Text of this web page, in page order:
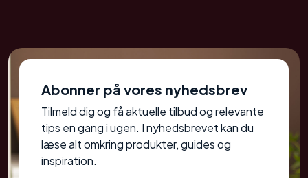
Abonner på vores nyhedsbrev
Tilmeld dig og få aktuelle tilbud og relevante
tips en gang i ugen. I nyhedsbrevet kan du
læse alt omkring produkter, guides og
inspiration.